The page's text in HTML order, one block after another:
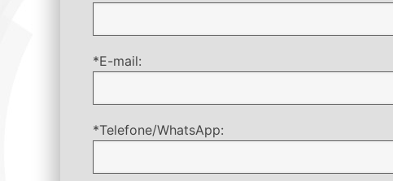
*E-mail:
*Telefone/WhatsApp: